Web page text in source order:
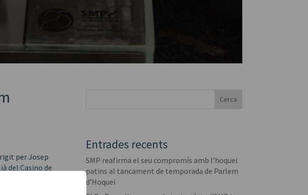
per Josep
del Casino de
que
Ferran
Cerca
Entrades recents
SMP reafirma el seu compromís amb l’hoquei
patins al tancament de temporada de Parlem
d’Hoquei